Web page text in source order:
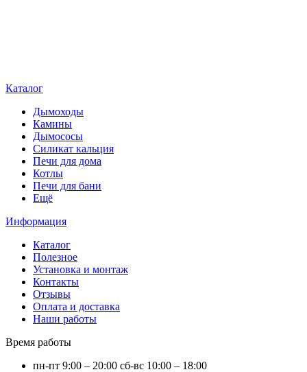
Каталог
Дымоходы
Камины
Дымососы
Силикат кальция
Печи для дома
Котлы
Печи для бани
Ещё
Информация
Каталог
Полезное
Установка и монтаж
Контакты
Отзывы
Оплата и доставка
Наши работы
Время работы
пн-пт 9:00 – 20:00 сб-вс 10:00 – 18:00